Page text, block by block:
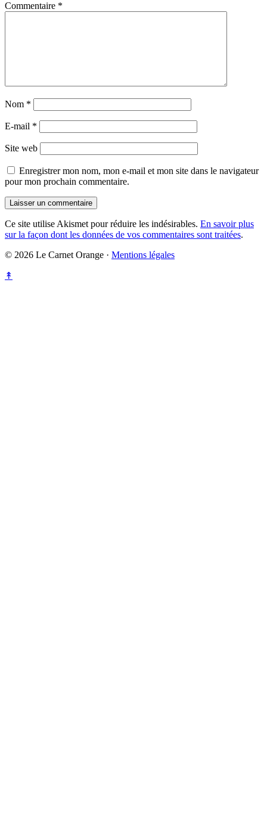
Commentaire *
Nom *
E-mail *
Site web
Enregistrer mon nom, mon e-mail et mon site dans le navigateur
pour mon prochain commentaire.
Ce site utilise Akismet pour réduire les indésirables. En savoir plus
sur la façon dont les données de vos commentaires sont traitées.
© 2026 Le Carnet Orange · Mentions légales
↟